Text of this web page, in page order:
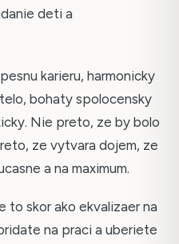
deti a
karieru, harmonicky
bohaty spolocensky
Nie preto, ze by bolo
ze vytvara dojem, ze
a na maximum.
to skor ako ekvalizaer na
na praci a uberiete